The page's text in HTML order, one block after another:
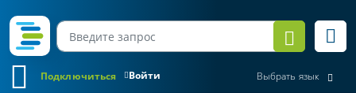
Войти
Подключиться Выбрать язык